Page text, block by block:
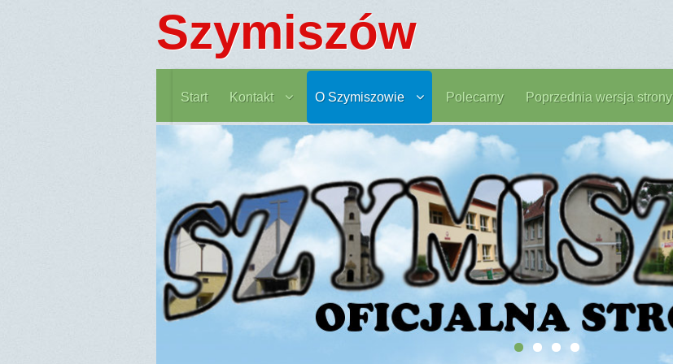
Szymiszów
Start Kontakt O Szymiszowie Polecamy Poprzednia wersja strony